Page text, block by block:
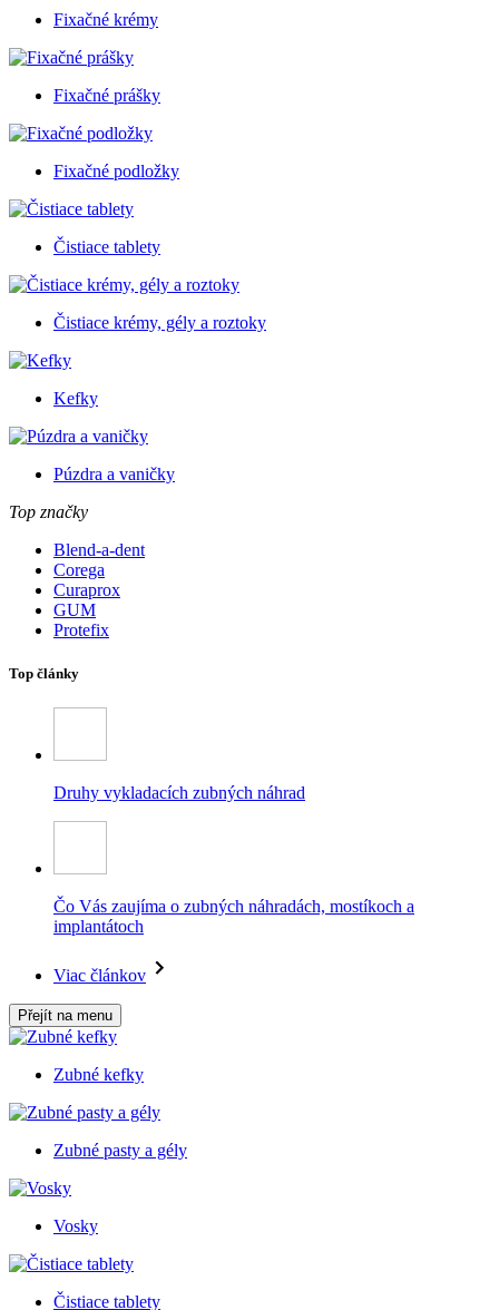
Fixačné krémy
Fixačné prášky
Fixačné podložky
Čistiace tablety
Čistiace krémy, gély a roztoky
Kefky
Púzdra a vaničky
Top značky
Blend-a-dent
Corega
Curaprox
GUM
Protefix
Top články
Druhy vykladacích zubných náhrad
Čo Vás zaujíma o zubných náhradách, mostíkoch a
implantátoch
Viac článkov
Přejít na menu
Zubné kefky
Zubné pasty a gély
Vosky
Čistiace tablety